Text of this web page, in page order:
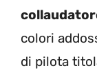
colori
di pilota